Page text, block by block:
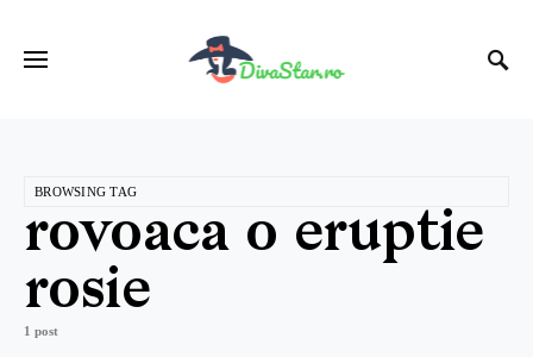
BROWSING TAG
rovoaca o eruptie
rosie
1 post